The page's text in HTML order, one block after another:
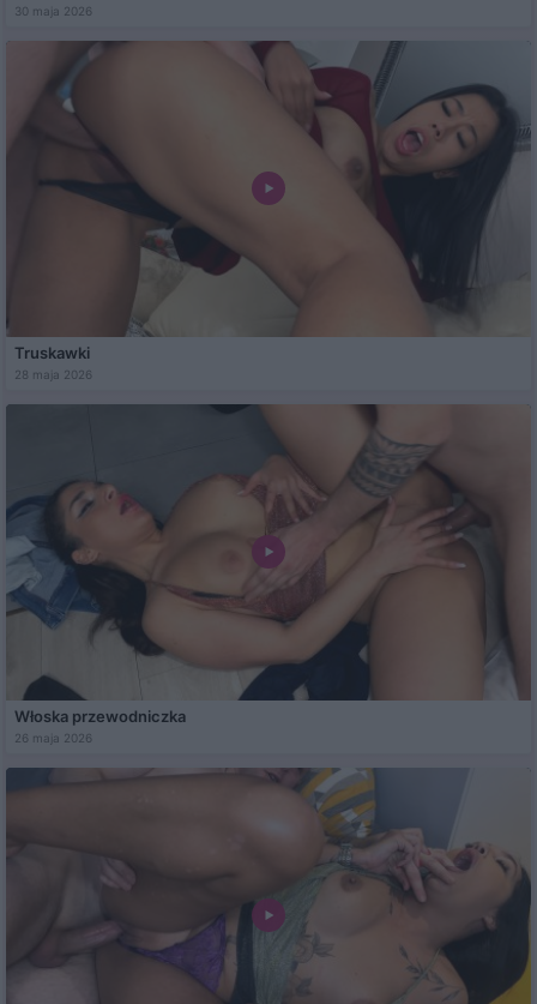
30 maja 2026
Truskawki
28 maja 2026
Włoska przewodniczka
26 maja 2026